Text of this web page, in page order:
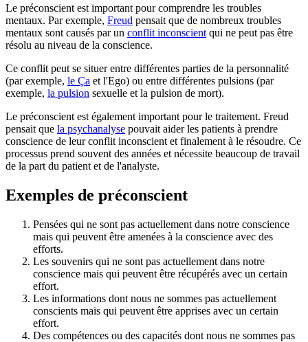
Le préconscient est important pour comprendre les troubles
mentaux. Par exemple, Freud pensait que de nombreux troubles
mentaux sont causés par un conflit inconscient qui ne peut pas être
résolu au niveau de la conscience.
Ce conflit peut se situer entre différentes parties de la personnalité
(par exemple, le Ça et l'Ego) ou entre différentes pulsions (par
exemple, la pulsion sexuelle et la pulsion de mort).
Le préconscient est également important pour le traitement. Freud
pensait que la psychanalyse pouvait aider les patients à prendre
conscience de leur conflit inconscient et finalement à le résoudre. Ce
processus prend souvent des années et nécessite beaucoup de travail
de la part du patient et de l'analyste.
Exemples de préconscient
Pensées qui ne sont pas actuellement dans notre conscience
mais qui peuvent être amenées à la conscience avec des
efforts.
Les souvenirs qui ne sont pas actuellement dans notre
conscience mais qui peuvent être récupérés avec un certain
effort.
Les informations dont nous ne sommes pas actuellement
conscients mais qui peuvent être apprises avec un certain
effort.
Des compétences ou des capacités dont nous ne sommes pas